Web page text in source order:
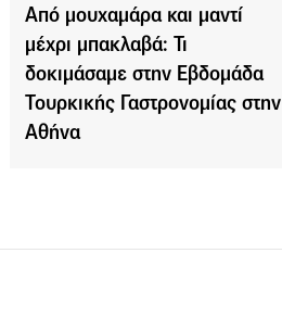
Από μουχαμάρα και μαντί
μέχρι μπακλαβά: Τι
δοκιμάσαμε στην Εβδομάδα
Τουρκικής Γαστρονομίας στην
Αθήνα